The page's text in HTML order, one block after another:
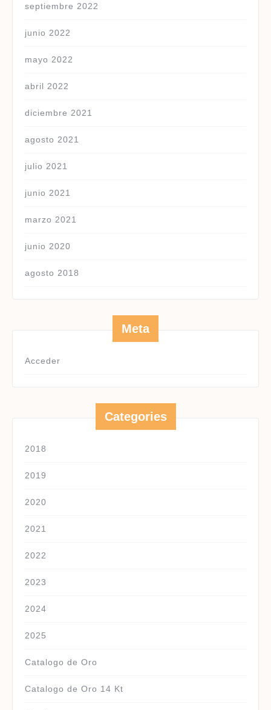
septiembre 2022
junio 2022
mayo 2022
abril 2022
diciembre 2021
agosto 2021
julio 2021
junio 2021
marzo 2021
junio 2020
agosto 2018
Meta
Acceder
Categories
2018
2019
2020
2021
2022
2023
2024
2025
Catalogo de Oro
Catalogo de Oro 14 Kt